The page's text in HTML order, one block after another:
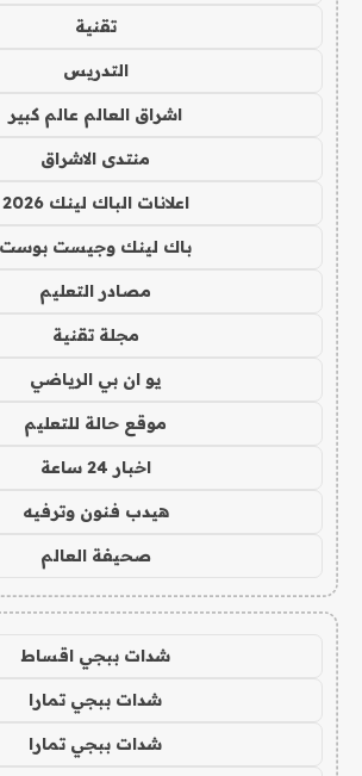
تقنية
التدريس
اشراق العالم عالم كبير
منتدى الاشراق
اعلانات الباك لينك 2026
باك لينك وجيست بوست
مصادر التعليم
مجلة تقنية
يو ان بي الرياضي
موقع حالة للتعليم
اخبار 24 ساعة
هيدب فنون وترفيه
صحيفة العالم
شدات ببجي اقساط
شدات ببجي تمارا
شدات ببجي تمارا